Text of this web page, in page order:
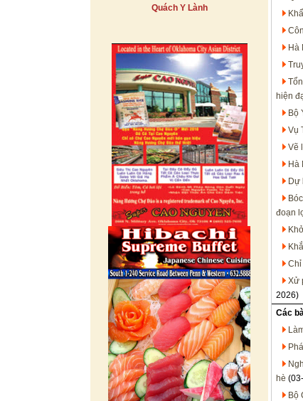
Quách Y Lành
Hà
hiện
Bộ
Vụ
Vẽ
Hà
Dự
đoạn
Chỉ
Xử
2026)
Các
hè
Bộ